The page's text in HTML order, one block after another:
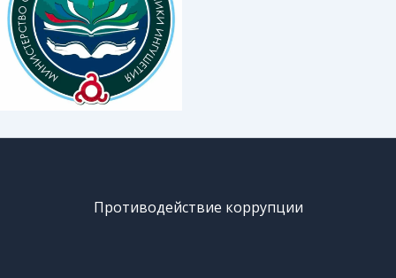
Противодействие коррупции